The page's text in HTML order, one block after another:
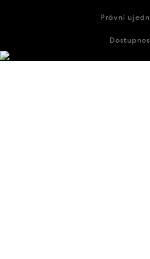
Právní